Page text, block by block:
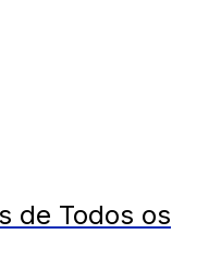
de Todos os